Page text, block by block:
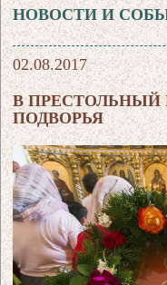
НОВОСТИ И
02.08.2017
В ПРЕСТОЛЬНЫЙ
ПОДВОРЬЯ